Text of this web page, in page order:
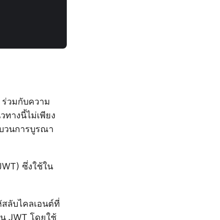
ร่วมกับความ
ทางนี้ไม่เพียง
วนการบูรณา
ซึ่งใช้ใน
ลับไคลเอนต์ที่
JWT โดยใช้